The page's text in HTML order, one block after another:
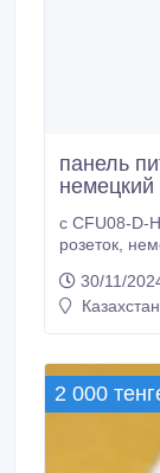
панель
немецкий
с CFU08-D-H1.5U-2.0
30/11/
2 000